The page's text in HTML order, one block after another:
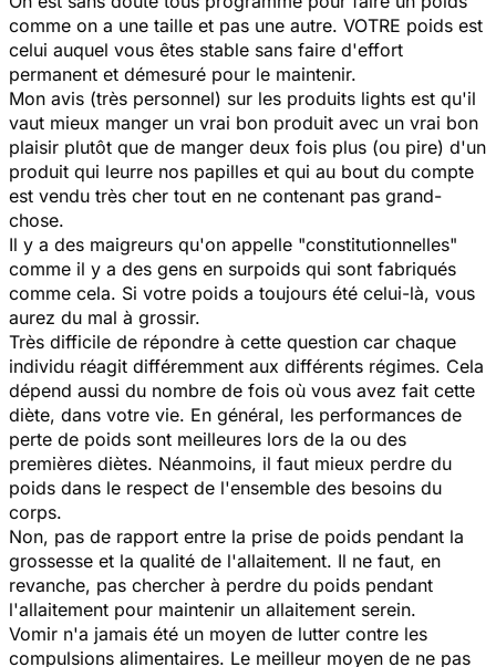
comme on a une taille et pas une autre. VOTRE poids est
celui auquel vous êtes stable sans faire d'effort
permanent et démesuré pour le maintenir.
Mon avis (très personnel) sur les produits lights est qu'il
vaut mieux manger un vrai bon produit avec un vrai bon
plaisir plutôt que de manger deux fois plus (ou pire) d'un
produit qui leurre nos papilles et qui au bout du compte
est vendu très cher tout en ne contenant pas grand-
chose.
Il y a des maigreurs qu'on appelle "constitutionnelles"
comme il y a des gens en surpoids qui sont fabriqués
comme cela. Si votre poids a toujours été celui-là, vous
aurez du mal à grossir.
Très difficile de répondre à cette question car chaque
individu réagit différemment aux différents régimes. Cela
dépend aussi du nombre de fois où vous avez fait cette
diète, dans votre vie. En général, les performances de
perte de poids sont meilleures lors de la ou des
premières diètes. Néanmoins, il faut mieux perdre du
poids dans le respect de l'ensemble des besoins du
corps.
Non, pas de rapport entre la prise de poids pendant la
grossesse et la qualité de l'allaitement. Il ne faut, en
revanche, pas chercher à perdre du poids pendant
l'allaitement pour maintenir un allaitement serein.
Vomir n'a jamais été un moyen de lutter contre les
compulsions alimentaires. Le meilleur moyen de ne pas